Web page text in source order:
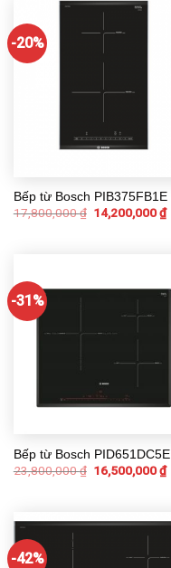
-20%
Bếp từ Bosch PIB375FB1E
17,800,000₫ 14,200,000₫
-31%
Bếp từ Bosch PID651DC5E
23,800,000₫ 16,500,000₫
-42%